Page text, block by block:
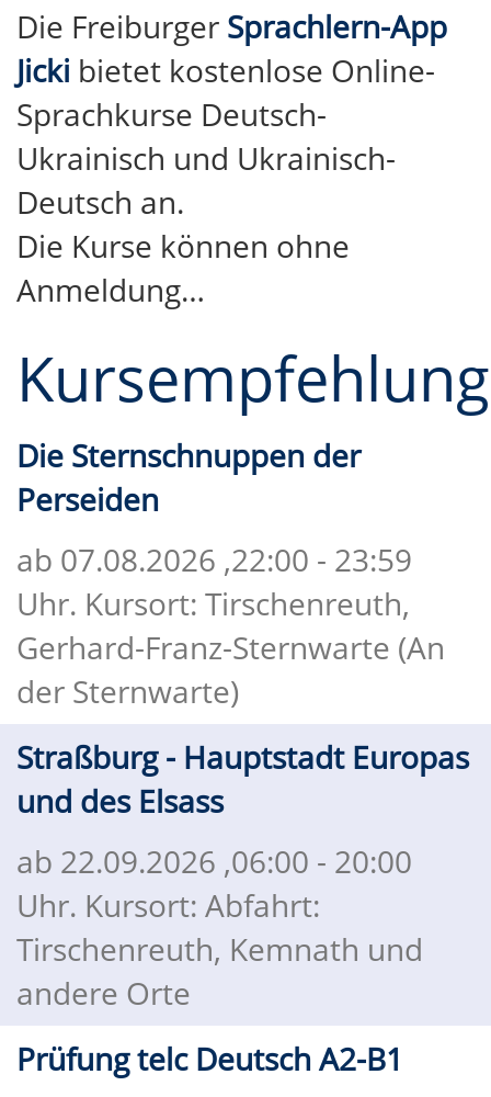
Die Freiburger Sprachlern-App
Jicki bietet kostenlose Online-
Sprachkurse Deutsch-
Ukrainisch und Ukrainisch-
Deutsch an.
Die Kurse können ohne
Anmeldung…
Die Sternschnuppen der
Perseiden
ab 07.08.2026 ,22:00 - 23:59
Uhr. Kursort: Tirschenreuth,
Gerhard-Franz-Sternwarte (An
der Sternwarte)
Straßburg - Hauptstadt Europas
und des Elsass
ab 22.09.2026 ,06:00 - 20:00
Uhr. Kursort: Abfahrt:
Tirschenreuth, Kemnath und
andere Orte
Prüfung telc Deutsch A2-B1